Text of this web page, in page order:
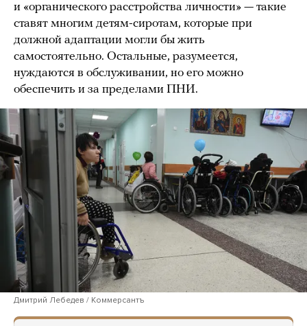
и «органического расстройства личности» — такие
ставят многим детям-сиротам, которые при
должной адаптации могли бы жить
самостоятельно. Остальные, разумеется,
нуждаются в обслуживании, но его можно
обеспечить и за пределами ПНИ.
Дмитрий Лебедев / Коммерсантъ